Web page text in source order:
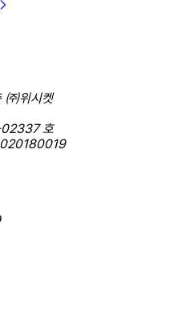
㈜위시켓
02337 호